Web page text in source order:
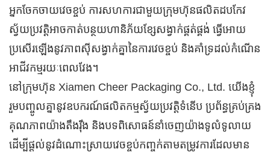
អ្នកចែកចាយវេចខ្ចប់ ការសហការជាមួយក្រុមហ៊ុនផលិតដបកែវ
ស្វ័យប្រវត្តិអាចកាត់បន្ថយហានិភ័យខ្សែសង្វាក់ផ្គត់ផ្គង់ ធ្វើអោយ
ប្រសើរឡើងនូវភាពស៊ីសង្វាក់គ្នានៃការវេចខ្ចប់ និងគាំទ្រដល់កំណើន
អាជីវកម្មរយៈពេលវែង។
នៅក្រុមហ៊ុន Xiamen Cheer Packaging Co., Ltd. យើងខ្ញុំ
រួមបញ្ចូលគ្នានូវឧបករណ៍ផលិតកម្មស្វ័យប្រវត្តិទំនើប ប្រព័ន្ធគ្រប់គ្រង
គុណភាពយ៉ាងតឹងរ៉ឹង និងបទពិសោធន៍នាំចេញយ៉ាងទូលំទូលាយ
ដើម្បីផ្តល់នូវដំណោះស្រាយវេចខ្ចប់កញ្ចក់តាមតម្រូវការដែលមាន